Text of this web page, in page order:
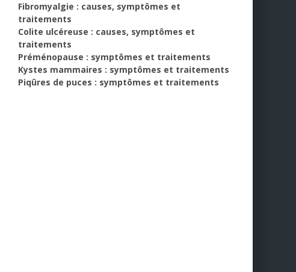
Fibromyalgie : causes, symptômes et
traitements
Colite ulcéreuse : causes, symptômes et
traitements
Préménopause : symptômes et traitements
Kystes mammaires : symptômes et traitements
Piqûres de puces : symptômes et traitements